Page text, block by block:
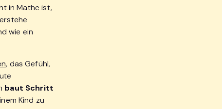
in Mathe ist,
wie ein
, das Gefühl,
baut Schritt
Kind zu